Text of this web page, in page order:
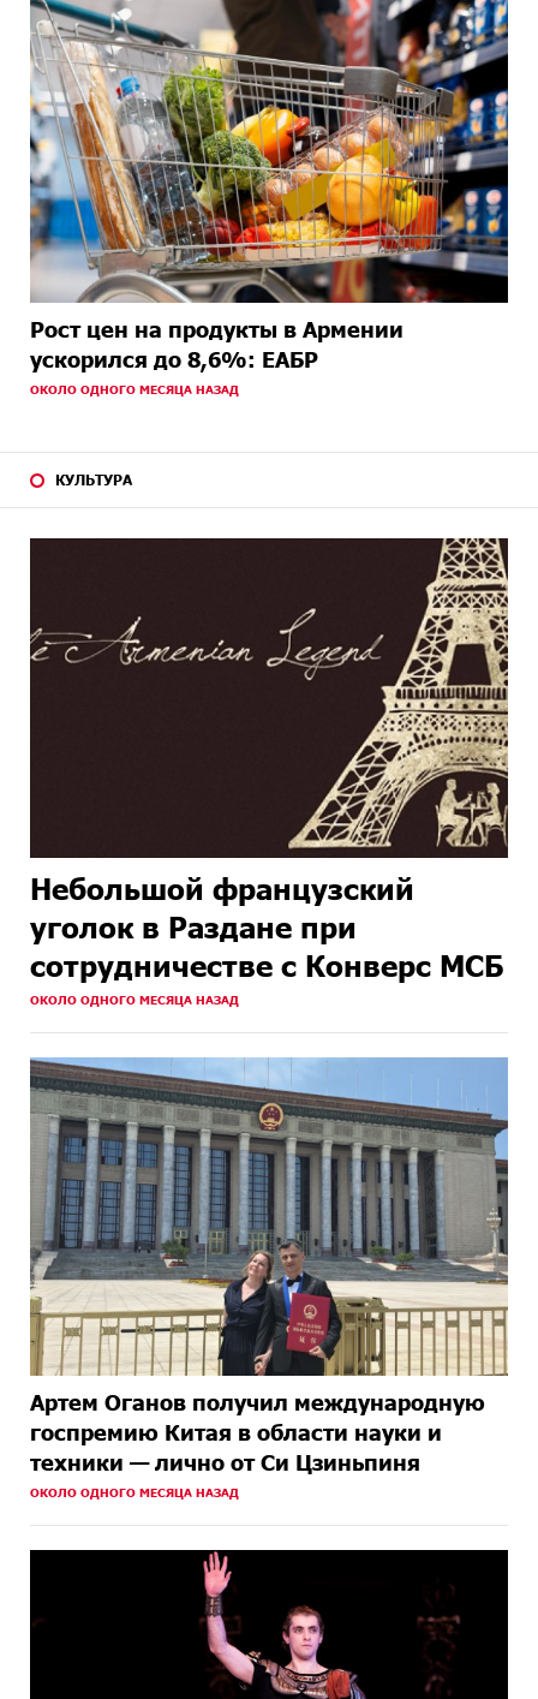
Рост цен на продукты в Армении
ускорился до 8,6%: ЕАБР
ОКОЛО ОДНОГО МЕСЯЦА НАЗАД
КУЛЬТУРА
Небольшой французский
уголок в Раздане при
сотрудничестве с Конверс МСБ
ОКОЛО ОДНОГО МЕСЯЦА НАЗАД
Артем Оганов получил международную
госпремию Китая в области науки и
техники — лично от Си Цзиньпиня
ОКОЛО ОДНОГО МЕСЯЦА НАЗАД